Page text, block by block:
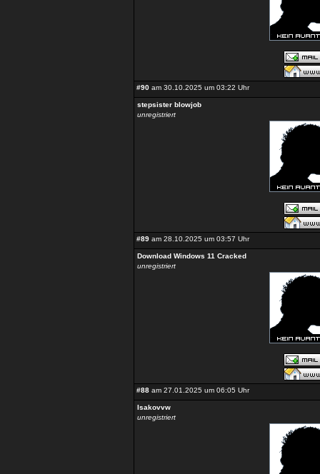
#90 am 30.10.2025 um 03:22 Uhr
stepsister blowjob
unregistriert
#89 am 28.10.2025 um 03:57 Uhr
Download Windows 11 Cracked
unregistriert
#88 am 27.01.2025 um 06:05 Uhr
Isakovvw
unregistriert